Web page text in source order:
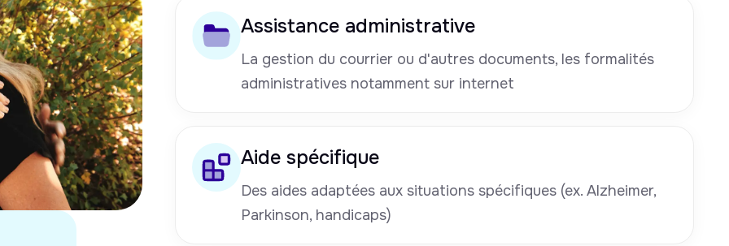
Assistance administrative
La gestion du courrier ou d'autres documents, les formalités
administratives notamment sur internet
Aide spécifique
Des aides adaptées aux situations spécifiques (ex. Alzheimer,
Parkinson, handicaps)